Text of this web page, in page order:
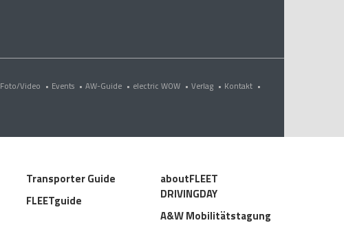
Foto/Video • Events • AW-Guide • electric WOW • Verlag • Kontakt •
Transporter Guide
FLEETguide
aboutFLEET
DRIVINGDAY
A&W Mobilitätstagung